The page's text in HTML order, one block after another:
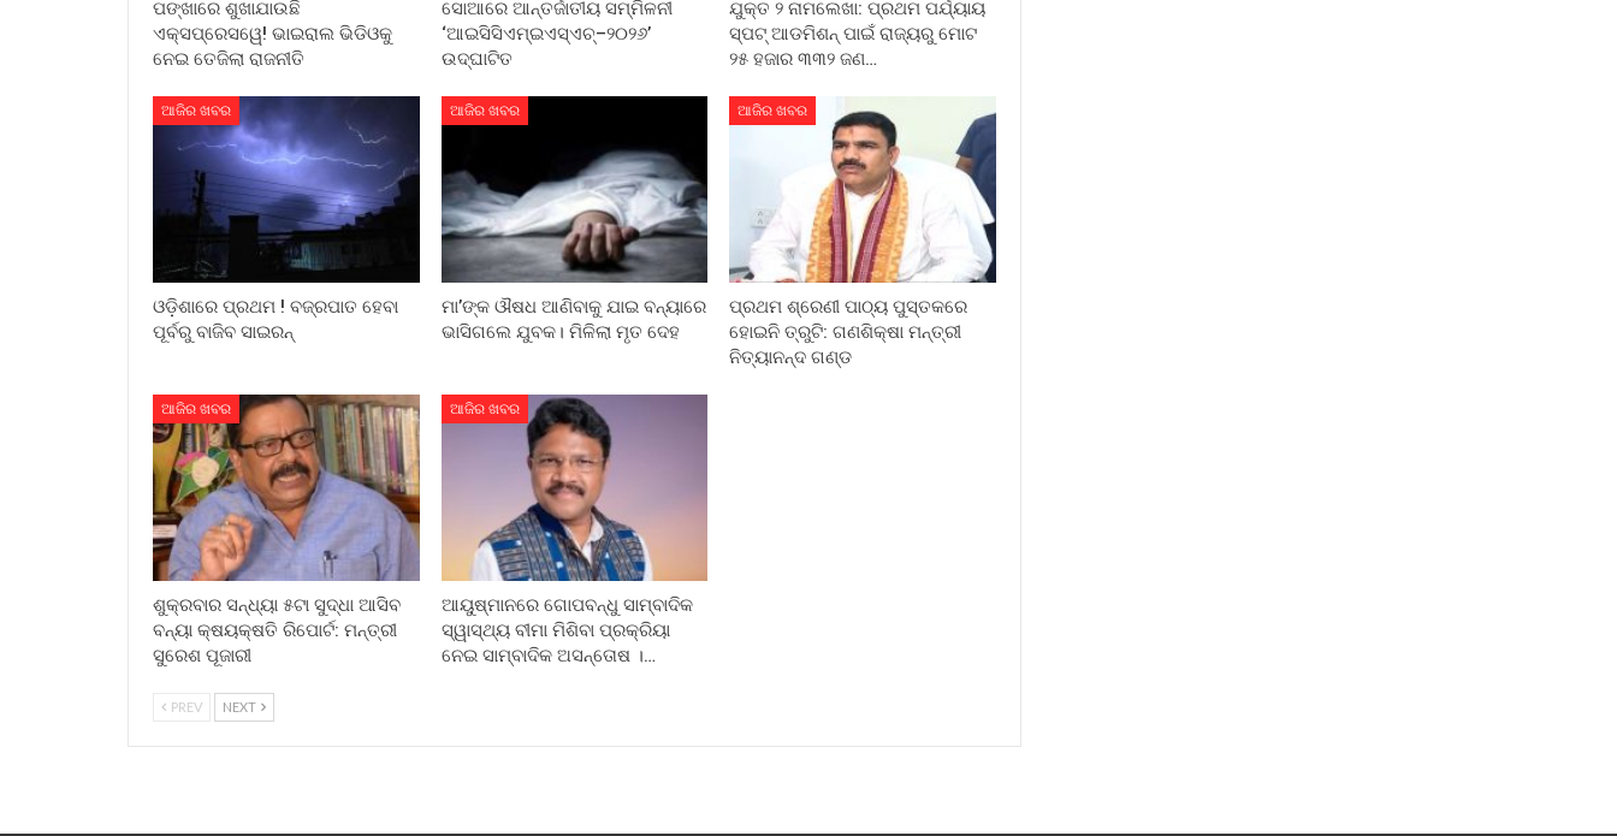
ପଙ୍ଖାରେ ଶୁଖାଯାଉଛି
ଏକ୍ସପ୍ରେସୱେ! ଭାଇରାଲ ଭିଡିଓକୁ
ନେଇ ତେଜିଲା ରାଜନୀତି
ସୋଆରେ ଆନ୍ତର୍ଜାତୀୟ ସମ୍ମିଳନୀ
‘ଆଇସିସିଏମ୍‌ଇଏସ୍‌ଏଚ୍‌–୨୦୨୬’
ଉଦ୍‌ଘାଟିତ
ଯୁକ୍ତ ୨ ନାମଲେଖା: ପ୍ରଥମ ପର୍ଯ୍ୟାୟ
ସ୍ପଟ୍ ଆଡମିଶନ୍ ପାଇଁ ରାଜ୍ୟରୁ ମୋଟ
୨୫ ହଜାର ୩୩୨ ଜଣ…
ଆଜିର ଖବର
ଓଡ଼ିଶାରେ ପ୍ରଥମ ! ବଜ୍ରପାତ ହେବା
ପୂର୍ବରୁ ବାଜିବ ସାଇରନ୍
ଆଜିର ଖବର
ମା’ଙ୍କ ଔଷଧ ଆଣିବାକୁ ଯାଇ ବନ୍ୟାରେ
ଭାସିଗଲେ ଯୁବକ। ମିଳିଲା ମୃତ ଦେହ
ଆଜିର ଖବର
ପ୍ରଥମ ଶ୍ରେଣୀ ପାଠ୍ୟ ପୁସ୍ତକରେ
ହୋଇନି ତ୍ରୁଟି: ଗଣଶିକ୍ଷା ମନ୍ତ୍ରୀ
ନିତ୍ୟାନନ୍ଦ ଗଣ୍ଡ
ଆଜିର ଖବର
ଶୁକ୍ରବାର ସନ୍ଧ୍ୟା ୫ଟା ସୁଦ୍ଧା ଆସିବ
ବନ୍ୟା କ୍ଷୟକ୍ଷତି ରିପୋର୍ଟ: ମନ୍ତ୍ରୀ
ସୁରେଶ ପୂଜାରୀ
ଆଜିର ଖବର
ଆୟୁଷ୍ମାନରେ ଗୋପବନ୍ଧୁ ସାମ୍ବାଦିକ
ସ୍ୱାସ୍ଥ୍ୟ ବୀମା ମିଶିବା ପ୍ରକ୍ରିୟା
ନେଇ ସାମ୍ବାଦିକ ଅସନ୍ତୋଷ ।…
PREV NEXT